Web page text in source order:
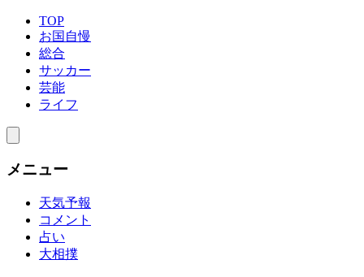
TOP
お国自慢
総合
サッカー
芸能
ライフ
メニュー
天気予報
コメント
占い
大相撲